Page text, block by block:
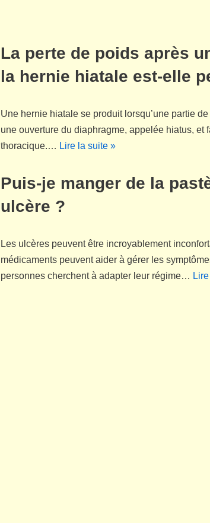
La perte de poids après
la hernie hiatale est-elle
Une hernie hiatale se produit lorsqu’une partie
une ouverture du diaphragme, appelée hiatus, et
thoracique.… Lire la suite »
Puis-je manger de la
ulcère ?
Les ulcères peuvent être incroyablement
médicaments peuvent aider à gérer les
personnes cherchent à adapter leur régime…